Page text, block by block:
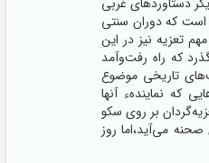
است که دوران سنتی
تعزیه نیز در این
که راه رفت‌وآمد
تاریخی موضوع
که‌ نمایندهء آنها
بر روی سکو
می‌آید،اما روز